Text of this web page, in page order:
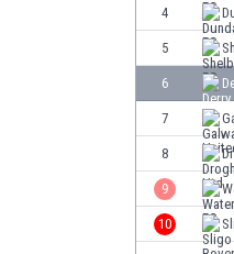
4
5
6
7
8
9
10